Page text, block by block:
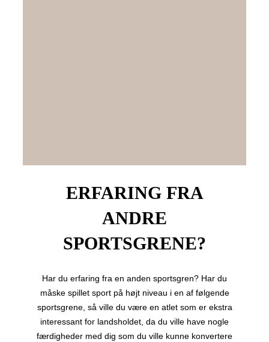
ERFARING FRA
ANDRE
SPORTSGRENE?
Har du erfaring fra en anden sportsgren? Har du
måske spillet sport på højt niveau i en af følgende
sportsgrene, så ville du være en atlet som er ekstra
interessant for landsholdet, da du ville have nogle
færdigheder med dig som du ville kunne konvertere